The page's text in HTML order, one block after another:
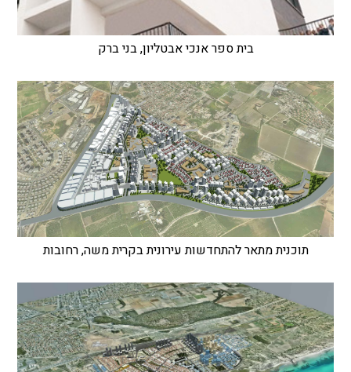
בית ספר אנכי אבטליון, בני ברק
תוכנית מתאר להתחדשות עירונית בקרית משה, רחובות